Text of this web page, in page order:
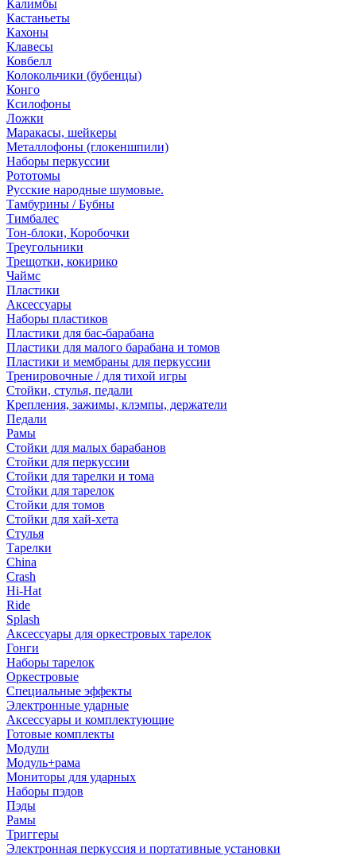
Калимбы
Кастаньеты
Кахоны
Клавесы
Ковбелл
Колокольчики (бубенцы)
Конго
Ксилофоны
Ложки
Маракасы, шейкеры
Металлофоны (глокеншпили)
Наборы перкуссии
Рототомы
Русские народные шумовые.
Тамбурины / Бубны
Тимбалес
Тон-блоки, Коробочки
Треугольники
Трещотки, кокирико
Чаймс
Пластики
Аксессуары
Наборы пластиков
Пластики для бас-барабана
Пластики для малого барабана и томов
Пластики и мембраны для перкуссии
Тренировочные / для тихой игры
Стойки, стулья, педали
Крепления, зажимы, клэмпы, держатели
Педали
Рамы
Стойки для малых барабанов
Стойки для перкуссии
Стойки для тарелки и тома
Стойки для тарелок
Стойки для томов
Стойки для хай-хета
Стулья
Тарелки
China
Crash
Hi-Hat
Ride
Splash
Аксессуары для оркестровых тарелок
Гонги
Наборы тарелок
Оркестровые
Специальные эффекты
Электронные ударные
Аксессуары и комплектующие
Готовые комплекты
Модули
Модуль+рама
Мониторы для ударных
Наборы пэдов
Пэды
Рамы
Триггеры
Электронная перкуссия и портативные установки